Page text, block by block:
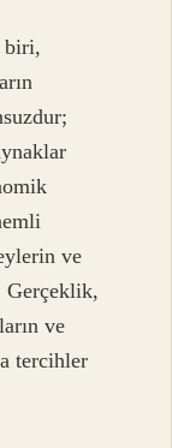
biri,
ve
Gerçeklik,
ve
tercihler